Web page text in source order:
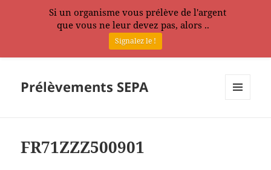
Prélèvements SEPA
FR71ZZZ500901
Si un organisme vous prélève de l'argent
que vous ne leur devez pas, alors ..
Signalez le !